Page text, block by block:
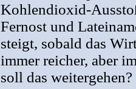
Kohlendioxid-
Fernost und
steigt, sobald das
immer reicher, aber
soll das